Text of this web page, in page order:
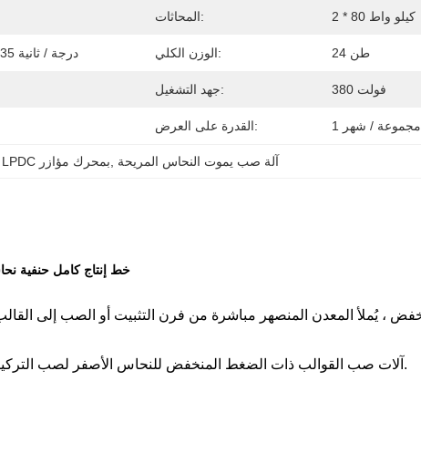
المحاثات: 2 * 80 كيلو واط
35 درجة / ثانية الوزن الكلي: 24 طن
جهد التشغيل: 380 فولت
القدرة على العرض: 1 مجموعة / شهر
آلة LPDC بمحرك مؤازر آلة صب يموت النحاس المريحة
خط إنتاج كامل حنفية
، يُملأ المعدن المنصهر مباشرة من فرن التثبيت أو الصب إلى
آلات صب القوالب ذات الضغط المنخفض للنحاس الأصفر لصب التركيبات الصحية أو الحنفيات أو عداد المياه أو أجسام الصمامات.